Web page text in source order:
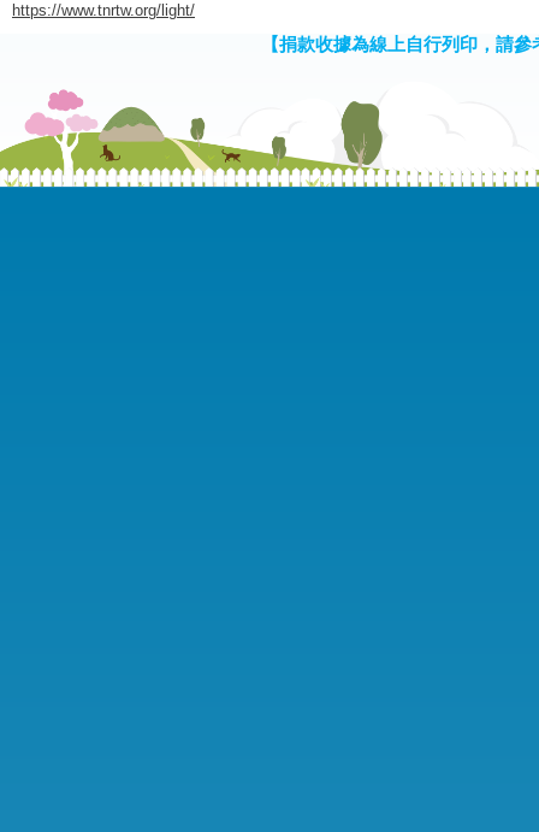
https://www.tnrtw.org/light/
【捐款收據為線上自行列印，請參